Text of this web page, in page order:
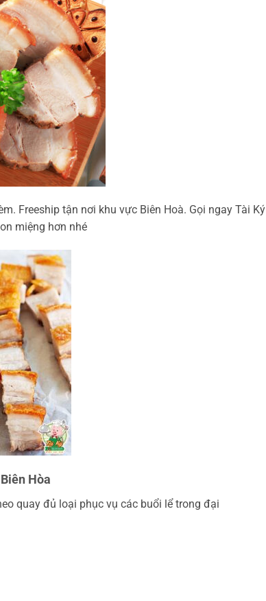
Freeship tận nơi khu vực Biên Hoà. Gọi ngay Tài
miệng hơn nhé
Hòa
quay đủ loại phục vụ các buổi lể trong đại